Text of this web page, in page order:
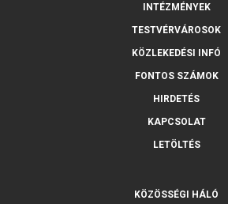
INTÉZMÉNYEK
TESTVÉRVÁROSOK
KÖZLEKEDÉSI INFÓ
FONTOS SZÁMOK
HIRDETÉS
KAPCSOLAT
LETÖLTÉS
KÖZÖSSÉGI HÁLÓ